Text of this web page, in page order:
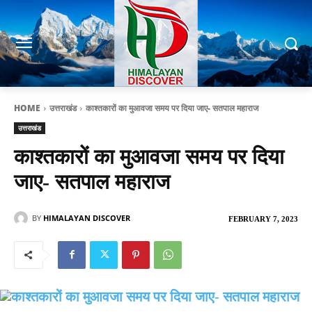
HOME उत्तराखंड काश्तकारों का मुआवजा समय पर दिया जाए- सतपाल महाराज
उत्तराखंड
काश्तकारों का मुआवजा समय पर दिया
जाए- सतपाल महाराज
FEBRUARY 7, 2023
BY HIMALAYAN DISCOVER